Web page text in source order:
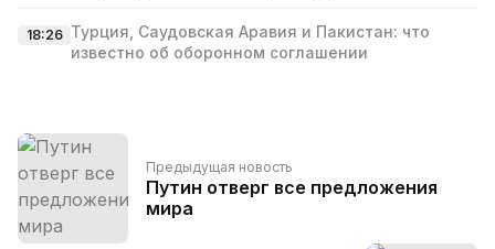
18:26 Турция, Саудовская Аравия и Пакистан: что
известно об оборонном соглашении
Предыдущая новость
Путин отверг все предложения
мира